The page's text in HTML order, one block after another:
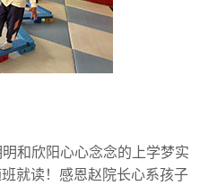
和欣阳心心念念的上学梦实
就读！感恩赵院长心系孩子